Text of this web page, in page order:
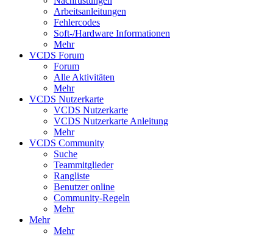
Arbeitsanleitungen
Fehlercodes
Soft-/Hardware Informationen
Mehr
VCDS Forum
Forum
Alle Aktivitäten
Mehr
VCDS Nutzerkarte
VCDS Nutzerkarte
VCDS Nutzerkarte Anleitung
Mehr
VCDS Community
Suche
Teammitglieder
Rangliste
Benutzer online
Community-Regeln
Mehr
Mehr
Mehr